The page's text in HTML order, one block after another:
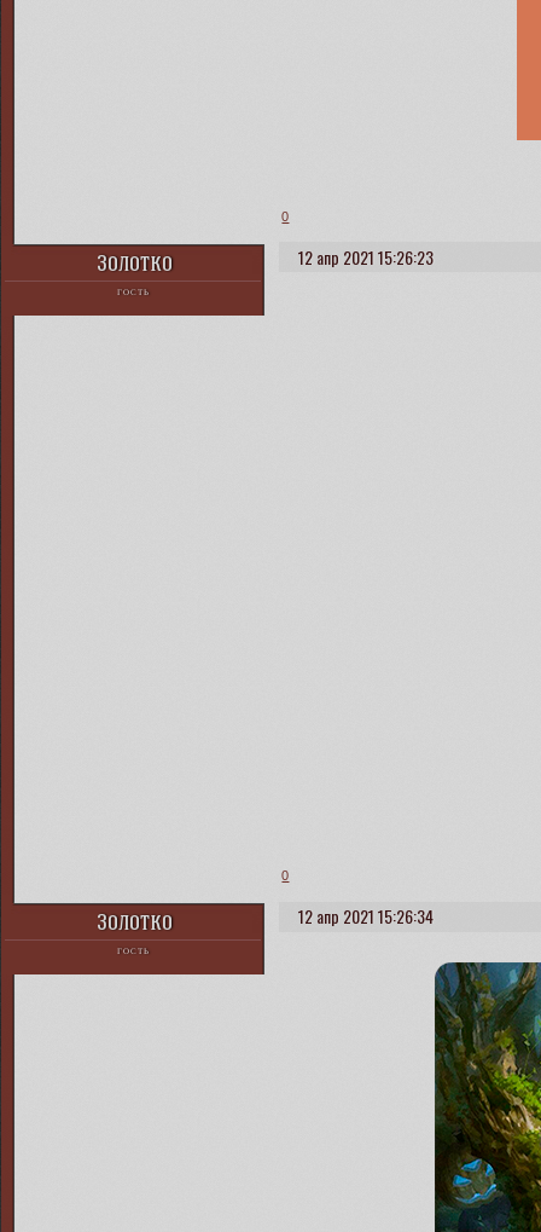
0
12 апр 2021 15:26:23
Золотко
ГОСТЬ
0
12 апр 2021 15:26:34
Золотко
ГОСТЬ